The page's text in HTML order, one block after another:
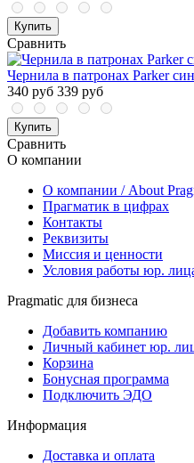
Купить
Сравнить
Чернила в патронах Parker
340 руб 339 руб
Купить
Сравнить
О компании
О компании / About
Прагматик в цифрах
Контакты
Реквизиты
Миссия и ценности
Условия работы юр.
Pragmatic для бизнеса
Добавить компанию
Личный кабинет юр.
Корзина
Бонусная программа
Подключить ЭДО
Информация
Доставка и оплата